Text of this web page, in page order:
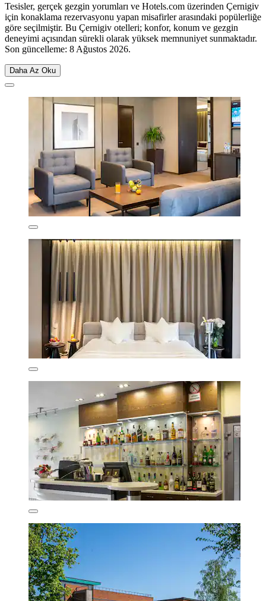
Tesisler, gerçek gezgin yorumları ve Hotels.com üzerinden Çernigiv
için konaklama rezervasyonu yapan misafirler arasındaki popülerliğe
göre seçilmiştir. Bu Çernigiv otelleri; konfor, konum ve gezgin
deneyimi açısından sürekli olarak yüksek memnuniyet sunmaktadır.
Son güncelleme: 8 Ağustos 2026.
Daha Az Oku